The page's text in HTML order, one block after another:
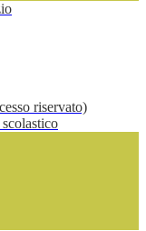
riservato)